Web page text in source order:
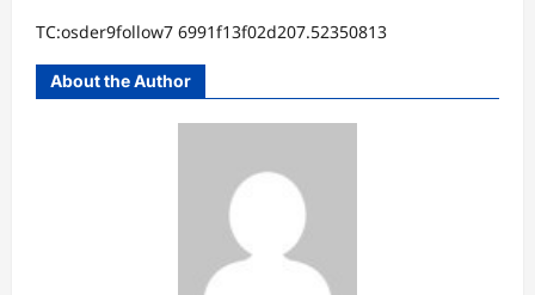
TC:osder9follow7 6991f13f02d207.52350813
About the Author